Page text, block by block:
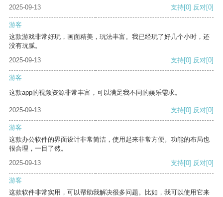
2025-09-13 支持[0] 反对[0]
游客
这款游戏非常好玩，画面精美，玩法丰富。我已经玩了好几个小时，还
没有玩腻。
2025-09-13
支持[0] 反对[0]
游客
这款app的视频资源非常丰富，可以满足我不同的娱乐需求。
2025-09-13 支持[0] 反对[0]
游客
这款办公软件的界面设计非常简洁，使用起来非常方便。功能的布局也
很合理，一目了然。
2025-09-13
支持[0] 反对[0]
游客
这款软件非常实用，可以帮助我解决很多问题。比如，我可以使用它来